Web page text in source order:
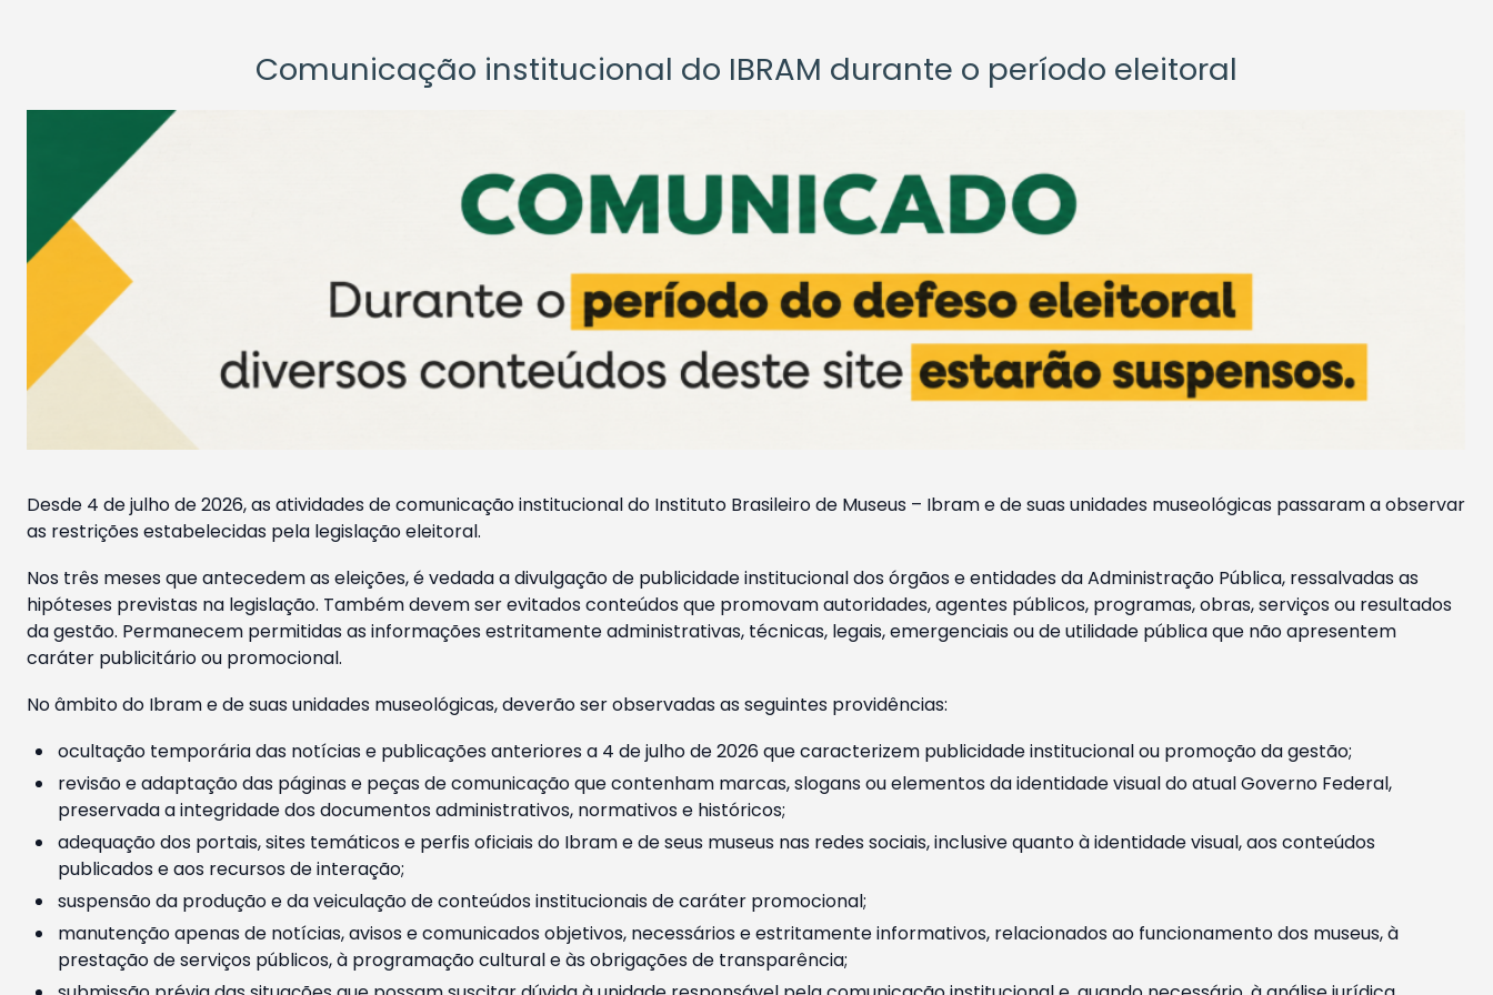
Comunicação institucional do IBRAM durante o período eleitoral
Desde 4 de julho de 2026, as atividades de comunicação institucional do Instituto Brasileiro de Museus – Ibram e de suas unidades museológicas passaram a observar
as restrições estabelecidas pela legislação eleitoral.
Nos três meses que antecedem as eleições, é vedada a divulgação de publicidade institucional dos órgãos e entidades da Administração Pública, ressalvadas as
hipóteses previstas na legislação. Também devem ser evitados conteúdos que promovam autoridades, agentes públicos, programas, obras, serviços ou resultados
da gestão. Permanecem permitidas as informações estritamente administrativas, técnicas, legais, emergenciais ou de utilidade pública que não apresentem
caráter publicitário ou promocional.
No âmbito do Ibram e de suas unidades museológicas, deverão ser observadas as seguintes providências:
ocultação temporária das notícias e publicações anteriores a 4 de julho de 2026 que caracterizem publicidade institucional ou promoção da gestão;
revisão e adaptação das páginas e peças de comunicação que contenham marcas, slogans ou elementos da identidade visual do atual Governo Federal,
preservada a integridade dos documentos administrativos, normativos e históricos;
adequação dos portais, sites temáticos e perfis oficiais do Ibram e de seus museus nas redes sociais, inclusive quanto à identidade visual, aos conteúdos
publicados e aos recursos de interação;
suspensão da produção e da veiculação de conteúdos institucionais de caráter promocional;
manutenção apenas de notícias, avisos e comunicados objetivos, necessários e estritamente informativos, relacionados ao funcionamento dos museus, à
prestação de serviços públicos, à programação cultural e às obrigações de transparência;